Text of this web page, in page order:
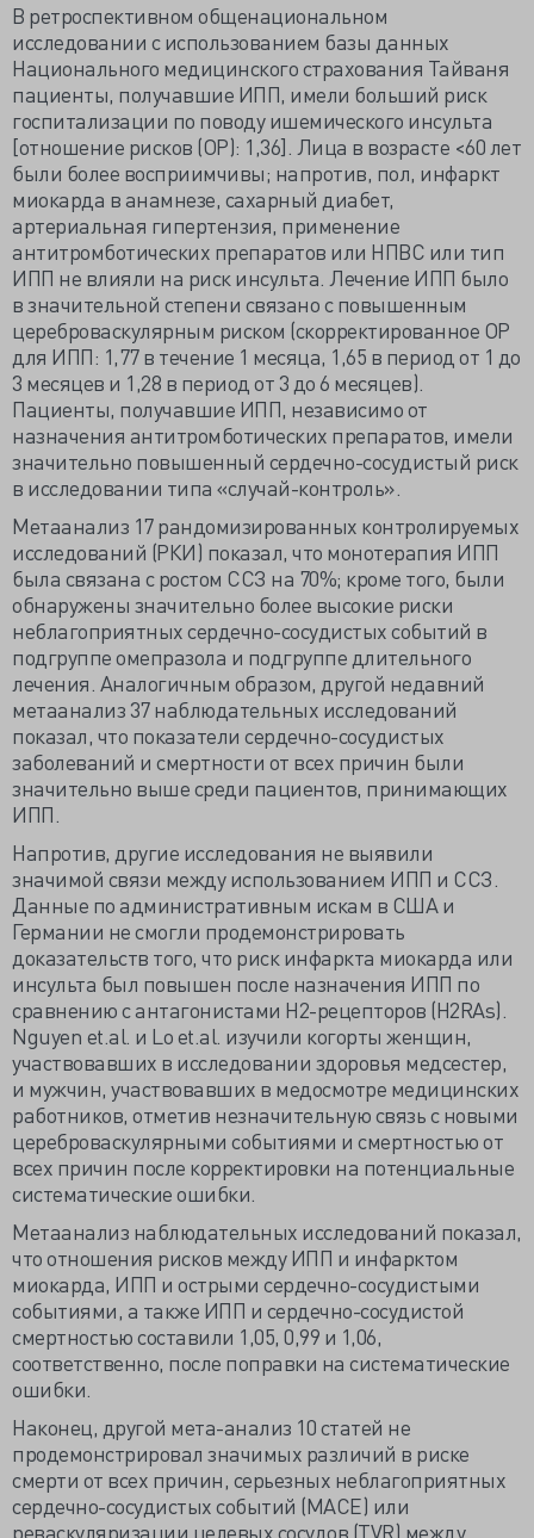
В ретроспективном общенациональном
исследовании с использованием базы данных
Национального медицинского страхования Тайваня
пациенты, получавшие ИПП, имели больший риск
госпитализации по поводу ишемического инсульта
[отношение рисков (ОР): 1,36]. Лица в возрасте <60 лет
были более восприимчивы; напротив, пол, инфаркт
миокарда в анамнезе, сахарный диабет,
артериальная гипертензия, применение
антитромботических препаратов или НПВС или тип
ИПП не влияли на риск инсульта. Лечение ИПП было
в значительной степени связано с повышенным
цереброваскулярным риском (скорректированное ОР
для ИПП: 1,77 в течение 1 месяца, 1,65 в период от 1 до
3 месяцев и 1,28 в период от 3 до 6 месяцев).
Пациенты, получавшие ИПП, независимо от
назначения антитромботических препаратов, имели
значительно повышенный сердечно-сосудистый риск
в исследовании типа «случай-контроль».
Метаанализ 17 рандомизированных контролируемых
исследований (РКИ) показал, что монотерапия ИПП
была связана с ростом ССЗ на 70%; кроме того, были
обнаружены значительно более высокие риски
неблагоприятных сердечно-сосудистых событий в
подгруппе омепразола и подгруппе длительного
лечения. Аналогичным образом, другой недавний
метаанализ 37 наблюдательных исследований
показал, что показатели сердечно-сосудистых
заболеваний и смертности от всех причин были
значительно выше среди пациентов, принимающих
ИПП.
Напротив, другие исследования не выявили
значимой связи между использованием ИПП и ССЗ.
Данные по административным искам в США и
Германии не смогли продемонстрировать
доказательств того, что риск инфаркта миокарда или
инсульта был повышен после назначения ИПП по
сравнению с антагонистами Н2-рецепторов (H2RAs).
Nguyen et.al. и Lo et.al. изучили когорты женщин,
участвовавших в исследовании здоровья медсестер,
и мужчин, участвовавших в медосмотре медицинских
работников, отметив незначительную связь с новыми
цереброваскулярными событиями и смертностью от
всех причин после корректировки на потенциальные
систематические ошибки.
Метаанализ наблюдательных исследований показал,
что отношения рисков между ИПП и инфарктом
миокарда, ИПП и острыми сердечно-сосудистыми
событиями, а также ИПП и сердечно-сосудистой
смертностью составили 1,05, 0,99 и 1,06,
соответственно, после поправки на систематические
ошибки.
Наконец, другой мета-анализ 10 статей не
продемонстрировал значимых различий в риске
смерти от всех причин, серьезных неблагоприятных
сердечно-сосудистых событий (MACE) или
реваскуляризации целевых сосудов (TVR) между